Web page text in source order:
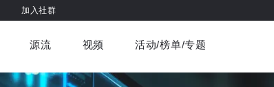
加入社群
车与出行 商业消费 社会文化 金融财
源流 视频
虎嗅视界 视频精选
活动/榜单/专题